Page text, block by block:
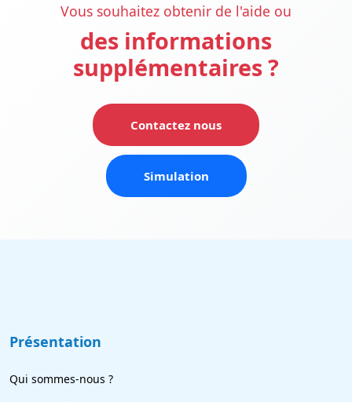
Vous souhaitez obtenir de l'aide ou
des informations
supplémentaires ?
Contactez nous
Simulation
Présentation
Qui sommes-nous ?